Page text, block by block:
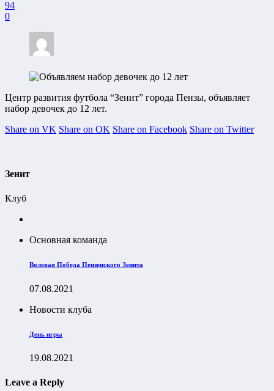
94
0
Центр развития футбола “Зенит” города Пензы, объявляет
набор девочек до 12 лет.
Share on VK Share on OK Share on Facebook Share on Twitter
Зенит
Клуб
Основная команда
Волевая Победа Пензенского Зенита
07.08.2021
Новости клуба
День игры
19.08.2021
Leave a Reply